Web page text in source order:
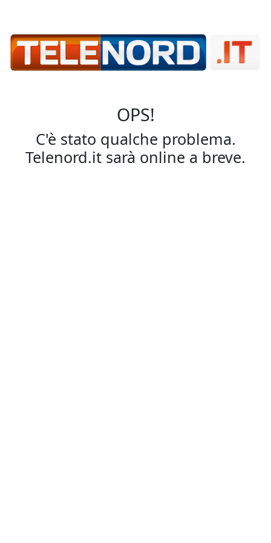
OPS!
C'è stato qualche problema.
Telenord.it sarà online a breve.